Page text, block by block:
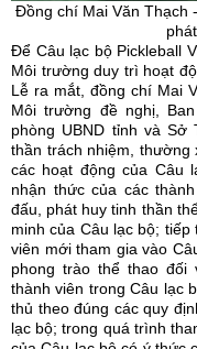
Đồng chí Mai Văn Thạch
Để Câu lạc bộ Pickleball
Môi trường duy trì hoạt
Lễ ra mắt, đồng chí Mai
Môi trường đề nghị,
phòng UBND tỉnh và
thần trách nhiệm, thường
các hoạt động của Câu
nhận thức của các
đấu, phát huy tinh thần
minh của Câu lạc bộ;
viên mới tham gia vào
phong trào thể thao đối
thành viên trong Câu lạc
thủ theo đúng các quy
lạc bộ; trong quá trình